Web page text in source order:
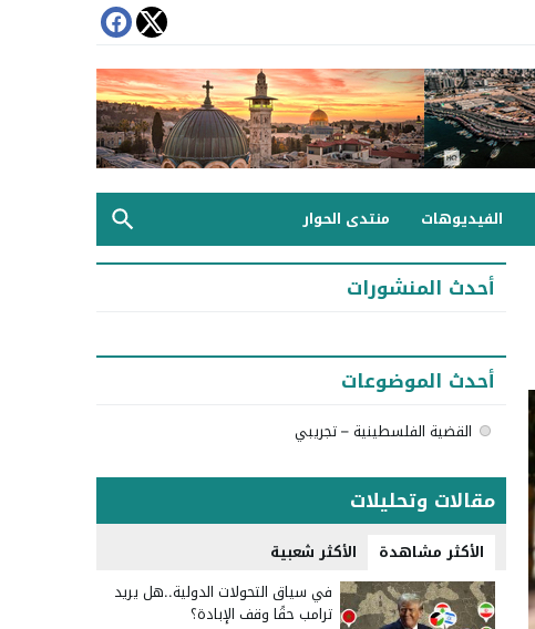
الفيديوهات منتدى الحوار
أحدث المنشورات
أحدث الموضوعات
القضية الفلسطينية – تجريبي
مقالات وتحليلات
الأكثر مشاهدة الأكثر شعبية
في سياق التحولات الدولية..هل يريد
ترامب حقًا وقف الإبادة؟